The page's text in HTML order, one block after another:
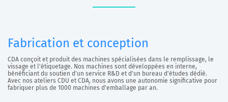
Fabrication et conception
CDA conçoit et produit des machines spécialisées dans le remplissage, le
vissage et l'étiquetage. Nos machines sont développées en interne,
bénéficiant du soutien d'un service R&D et d'un bureau d'études dédié.
Avec nos ateliers CDU et CDA, nous avons une autonomie significative pour
fabriquer plus de 1000 machines d'emballage par an.